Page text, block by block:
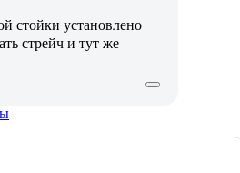
стойки установлено
стрейч и тут же